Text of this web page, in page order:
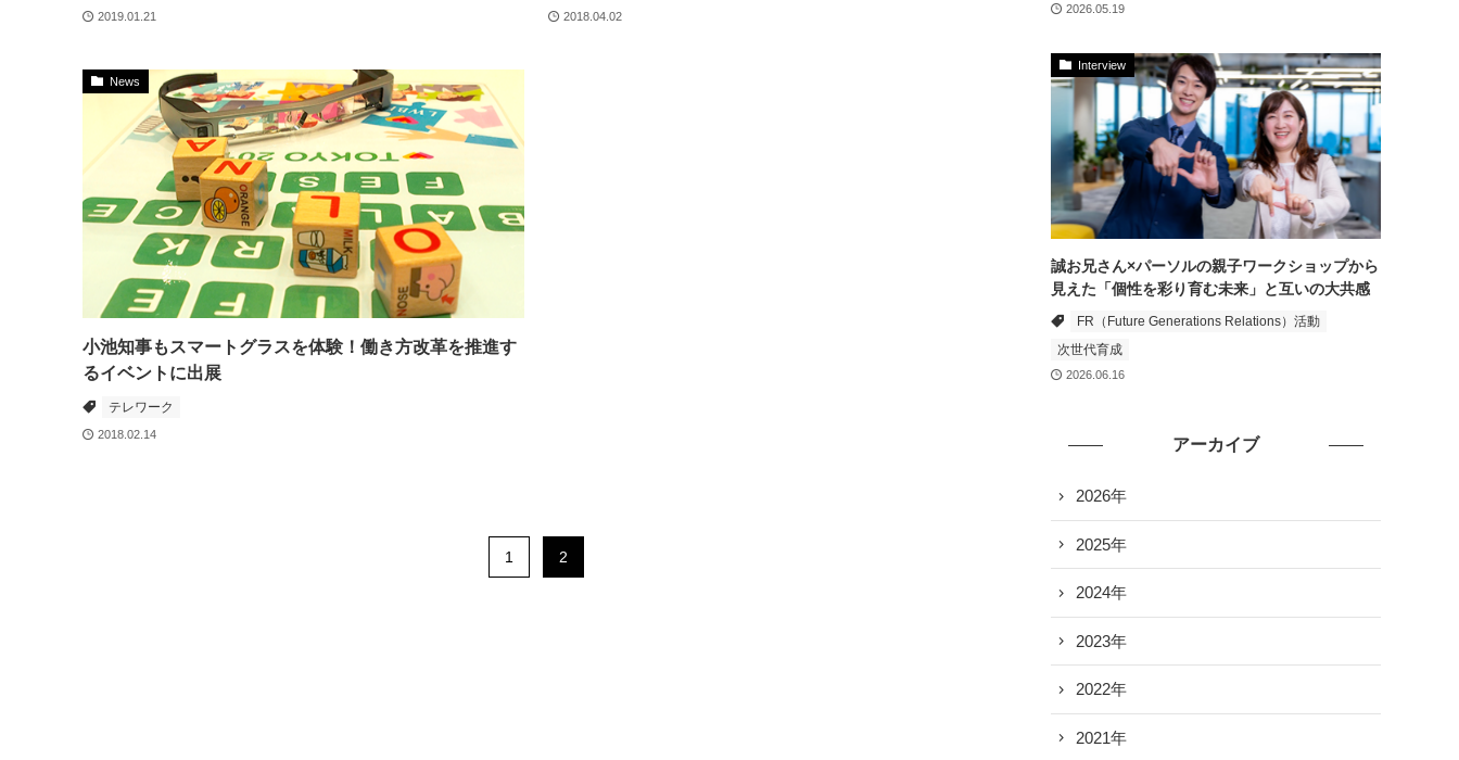
2019.01.21 2018.04.02
News
小池知事もスマートグラスを体験！働き方改革を推進す
るイベントに出展
テレワーク
2018.02.14
1 2
2026.05.19
Interview
誠お兄さん×パーソルの親子ワークショップから
見えた「個性を彩り育む未来」と互いの大共感
FR（Future Generations Relations）活動
次世代育成
2026.06.16
アーカイブ
2026年
2025年
2024年
2023年
2022年
2021年